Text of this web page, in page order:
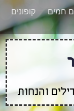
חדשים? חמים
קופונים
והנחות